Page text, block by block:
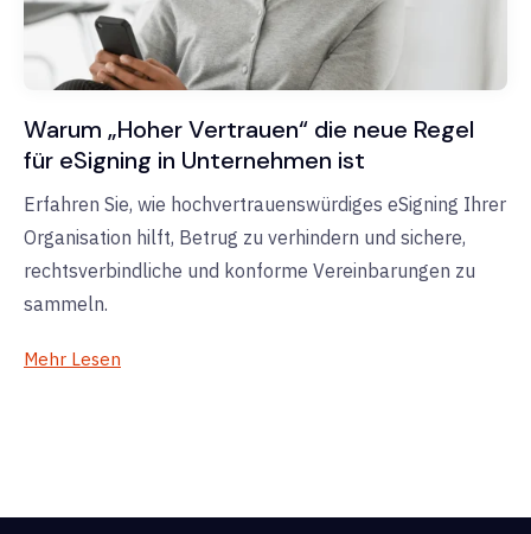
Warum „Hoher Vertrauen“ die neue Regel
für eSigning in Unternehmen ist
Erfahren Sie, wie hochvertrauenswürdiges eSigning Ihrer
Organisation hilft, Betrug zu verhindern und sichere,
rechtsverbindliche und konforme Vereinbarungen zu
sammeln.
Mehr Lesen